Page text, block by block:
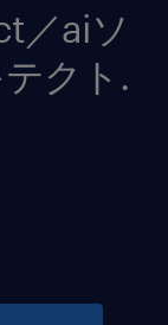
／aiソ
クト .